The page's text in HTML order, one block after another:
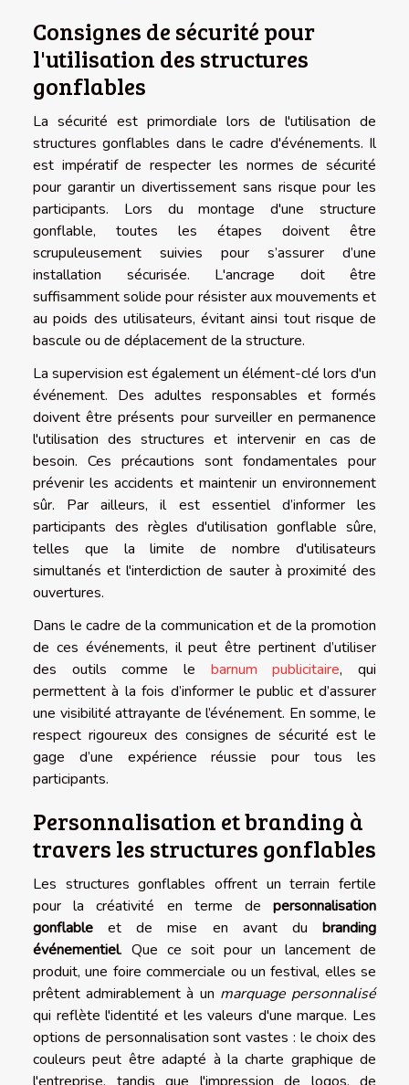
Consignes de sécurité pour
l'utilisation des structures
gonflables
La sécurité est primordiale lors de l'utilisation de
structures gonflables dans le cadre d'événements. Il
est impératif de respecter les normes de sécurité
pour garantir un divertissement sans risque pour les
participants. Lors du montage d'une structure
gonflable, toutes les étapes doivent être
scrupuleusement suivies pour s’assurer d’une
installation sécurisée. L'ancrage doit être
suffisamment solide pour résister aux mouvements et
au poids des utilisateurs, évitant ainsi tout risque de
bascule ou de déplacement de la structure.
La supervision est également un élément-clé lors d'un
événement. Des adultes responsables et formés
doivent être présents pour surveiller en permanence
l'utilisation des structures et intervenir en cas de
besoin. Ces précautions sont fondamentales pour
prévenir les accidents et maintenir un environnement
sûr. Par ailleurs, il est essentiel d’informer les
participants des règles d'utilisation gonflable sûre,
telles que la limite de nombre d'utilisateurs
simultanés et l'interdiction de sauter à proximité des
ouvertures.
Dans le cadre de la communication et de la promotion
de ces événements, il peut être pertinent d’utiliser
des outils comme le barnum publicitaire, qui
permettent à la fois d’informer le public et d’assurer
une visibilité attrayante de l’événement. En somme, le
respect rigoureux des consignes de sécurité est le
gage d’une expérience réussie pour tous les
participants.
Personnalisation et branding à
travers les structures gonflables
Les structures gonflables offrent un terrain fertile
pour la créativité en terme de personnalisation
gonflable et de mise en avant du branding
événementiel. Que ce soit pour un lancement de
produit, une foire commerciale ou un festival, elles se
prêtent admirablement à un marquage personnalisé
qui reflète l'identité et les valeurs d'une marque. Les
options de personnalisation sont vastes : le choix des
couleurs peut être adapté à la charte graphique de